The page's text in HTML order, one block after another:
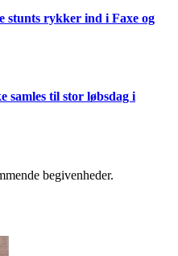
stunts rykker ind i Faxe og
samles til stor løbsdag i
begivenheder.